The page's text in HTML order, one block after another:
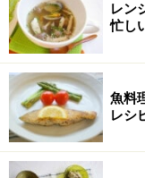
楽天市場
レン
忙し
魚料
レシ